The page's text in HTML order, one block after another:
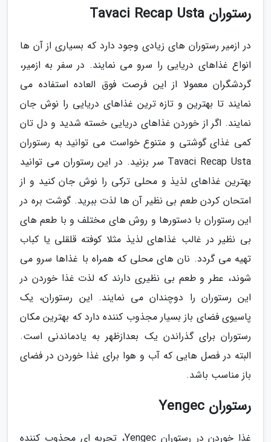
رستوران Tavaci Recap Usta
در ازمیر رستوران های زیادی وجود دارد که بسیاری از آن ها
انواع غذاهای دریایی را سرو می نمایند. در سفر به ازمیر،
گردشگران معمولا از این فرصت فوق العاده استفاده می
نمایند تا بهترین و تازه ترین غذاهای دریایی را نوش جان
نمایند. اگر از خوردن غذاهای دریایی خسته شدید و دل تان
کمی غذای گوشتی و متنوع خواست می توانید به رستوران
Tavaci Recap Usta سر بزنید. در این رستوران می توانید
بهترین غذاهای لذیذ و محلی ترکی را نوش جان کنید و از
امتحان کردن طعم بی نظیر آن ها لذت ببرید. گوشت بره در
این رستوران با دستورها و روش های مختلف و با طعم های
بی نظیر در غالب غذاهای لذیذ مثلا کوفته قلقلی یا کباب
تهیه می گردد. نان های محلی که همراه با غذاها سرو می
شوند، عطر و طعم بی نظیری دارند که لذت غذا خوردن در
این رستوران را دوچندان می نمایند. این رستوران، یک
پاسیوی فضای باز بسیار مجذوب کننده دارد که بهترین مکان
رستوران برای گذراندن یک بعدازظهر به یادماندنی است.
البته در فصل هایی که آب و هوا برای غذا خوردن در فضای
باز مناسب باشد.
رستوران Yengec
غذا خوردن در رستوران Yengec، تجربه ای مجذوب کننده